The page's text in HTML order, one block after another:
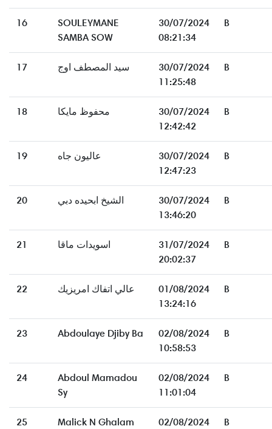
16
SOULEYMANE
SAMBA SOW
30/07/2024
08:21:34
B
17 سيد المصطف اوج
30/07/2024
11:25:48
B
18 محفوظ مايكا
30/07/2024
12:42:42
B
19 عاليون جاه
30/07/2024
12:47:23
B
20 الشيخ ابحيده دبي
30/07/2024
13:46:20
B
21 اسويدات ماقا
31/07/2024
20:02:37
B
22 عالي اتفاك امريزيك
01/08/2024
13:24:16
B
23 Abdoulaye Djiby Ba
02/08/2024
10:58:53
B
24
Abdoul Mamadou
Sy
02/08/2024
11:01:04
B
25 Malick N Ghalam 02/08/2024 B